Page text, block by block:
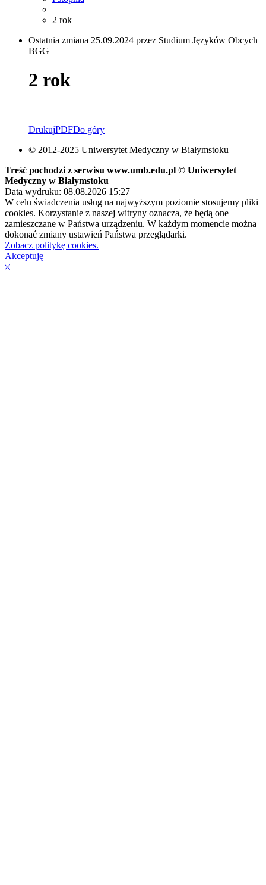
2 rok
Ostatnia zmiana 25.09.2024 przez Studium Języków Obcych
BGG
2 rok
DrukujPDFDo góry
© 2012-2025 Uniwersytet Medyczny w Białymstoku
Treść pochodzi z serwisu www.umb.edu.pl © Uniwersytet
Medyczny w Białymstoku
Data wydruku: 08.08.2026 15:27
W celu świadczenia usług na najwyższym poziomie stosujemy pliki
cookies. Korzystanie z naszej witryny oznacza, że będą one
zamieszczane w Państwa urządzeniu. W każdym momencie można
dokonać zmiany ustawień Państwa przeglądarki.
Zobacz politykę cookies.
Akceptuję